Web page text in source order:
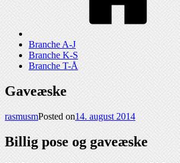
Branche A-J
Branche K-S
Branche T-Å
Gaveæske
rasmusmPosted on14. august 2014
Billig pose og gaveæske